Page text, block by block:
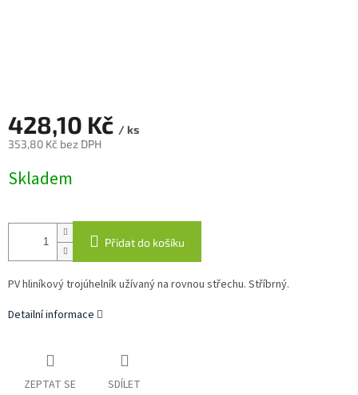
428,10 Kč / ks
353,80 Kč bez DPH
cena:
Skladem
Přidat do košíku
PV hliníkový trojúhelník užívaný na rovnou střechu. Stříbrný.
Detailní informace
ZEPTAT SE SDÍLET